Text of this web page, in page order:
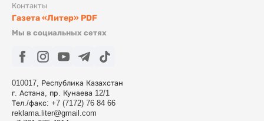
Контакты
Газета «Литер» PDF
Мы в социальных сетях
010017, Республика Казахстан
г. Астана, пр. Кунаева 12/1
Тел./факс: +7 (7172) 76 84 66
reklama.liter@gmail.com